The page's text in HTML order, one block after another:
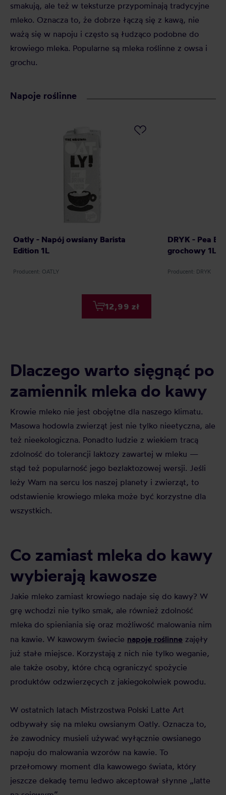
smakują, ale też w teksturze przypominają tradycyjne
mleko. Oznacza to, że dobrze łączą się z kawą, nie
ważą się w napoju i często są łudząco podobne do
krowiego mleka. Popularne są mleka roślinne z owsa i
grochu.
Napoje roślinne
Oatly - Napój owsiany Barista
Edition 1L
Producent: OATLY
12,99 zł
DRYK - Pea
grochowy 1L
Producent: DRYK
Dlaczego warto sięgnąć po
zamiennik mleka do kawy
Krowie mleko nie jest obojętne dla naszego klimatu.
Masowa hodowla zwierząt jest nie tylko nieetyczna, ale
też nieekologiczna. Ponadto ludzie z wiekiem tracą
zdolność do tolerancji laktozy zawartej w mleku —
stąd też popularność jego bezlaktozowej wersji. Jeśli
leży Wam na sercu los naszej planety i zwierząt, to
odstawienie krowiego mleka może być korzystne dla
wszystkich.
Co zamiast mleka do kawy
wybierają kawosze
Jakie mleko zamiast krowiego nadaje się do kawy? W
grę wchodzi nie tylko smak, ale również zdolność
mleka do spieniania się oraz możliwość malowania nim
na kawie. W kawowym świecie napoje roślinne zajęły
już stałe miejsce. Korzystają z nich nie tylko weganie,
ale także osoby, które chcą ograniczyć spożycie
produktów odzwierzęcych z jakiegokolwiek powodu.
W ostatnich latach Mistrzostwa Polski Latte Art
odbywały się na mleku owsianym Oatly. Oznacza to,
że zawodnicy musieli używać wyłącznie owsianego
napoju do malowania wzorów na kawie. To
przełomowy moment dla kawowego świata, który
jeszcze dekadę temu ledwo akceptował słynne „latte